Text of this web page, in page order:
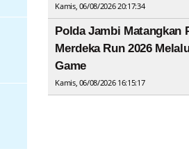
Kamis, 06/08/2026 20:17:34
Polda Jambi Matangkan
Merdeka Run 2026
Game
Kamis, 06/08/2026 16:15:17